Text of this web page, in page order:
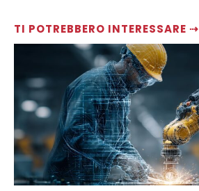
TI POTREBBERO INTERESSARE ⇢